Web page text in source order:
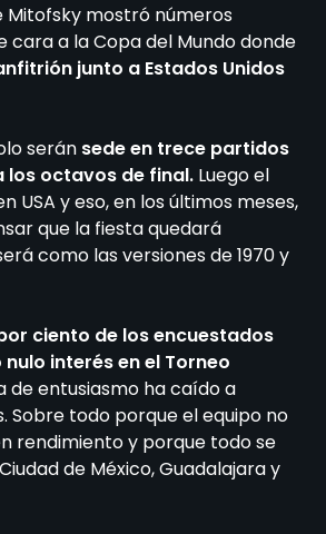
Mitofsky mostró números
cara a la Copa del Mundo donde
junto a Estados Unidos
serán sede en trece partidos
los octavos de final. Luego el
USA y eso, en los últimos meses,
que la fiesta quedará
como las versiones de 1970 y
ciento de los encuestados
interés en el Torneo
de entusiasmo ha caído a
Sobre todo porque el equipo no
rendimiento y porque todo se
de México, Guadalajara y